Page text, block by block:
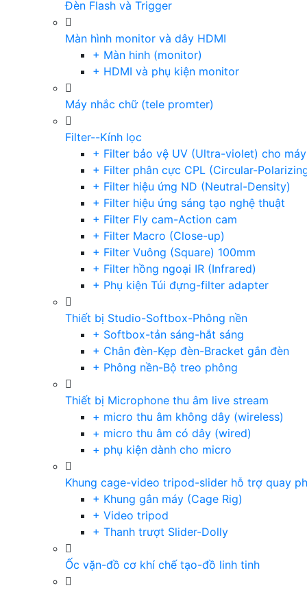
Đèn Flash và Trigger
Màn hình monitor và dây HDMI
+ Màn hinh (monitor)
+ HDMI và phụ kiện monitor
Máy nhắc chữ (tele promter)
Filter--Kính lọc
+ Filter bảo vệ UV (Ultra-violet) cho
+ Filter phân cực CPL (Circular-
+ Filter hiệu ứng ND (Neutral-Density)
+ Filter hiệu ứng sáng tạo nghệ thuật
+ Filter Fly cam-Action cam
+ Filter Macro (Close-up)
+ Filter Vuông (Square) 100mm
+ Filter hồng ngoại IR (Infrared)
+ Phụ kiện Túi đựng-filter adapter
Thiết bị Studio-Softbox-Phông nền
+ Softbox-tản sáng-hắt sáng
+ Chân đèn-Kẹp đèn-Bracket gắn đèn
+ Phông nền-Bộ treo phông
Thiết bị Microphone thu âm live stream
+ micro thu âm không dây (wireless)
+ micro thu âm có dây (wired)
+ phụ kiện dành cho micro
Khung cage-video tripod-slider hỗ trợ quay
+ Khung gắn máy (Cage Rig)
+ Video tripod
+ Thanh trượt Slider-Dolly
Ốc vặn-đồ cơ khí chế tạo-đồ linh tinh